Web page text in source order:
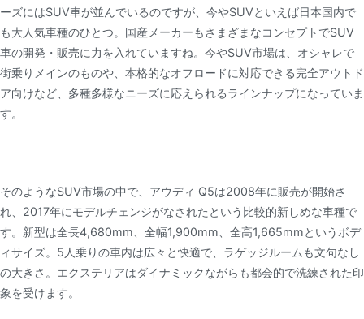
ーズにはSUV車が並んでいるのですが、今やSUVといえば日本国内で
も大人気車種のひとつ。国産メーカーもさまざまなコンセプトでSUV
車の開発・販売に力を入れていますね。今やSUV市場は、オシャレで
街乗りメインのものや、本格的なオフロードに対応できる完全アウトド
ア向けなど、多種多様なニーズに応えられるラインナップになっていま
す。
そのようなSUV市場の中で、アウディ Q5は2008年に販売が開始さ
れ、2017年にモデルチェンジがなされたという比較的新しめな車種で
す。新型は全長4,680mm、全幅1,900mm、全高1,665mmというボデ
ィサイズ。5人乗りの車内は広々と快適で、ラゲッジルームも文句なし
の大きさ。エクステリアはダイナミックながらも都会的で洗練された印
象を受けます。